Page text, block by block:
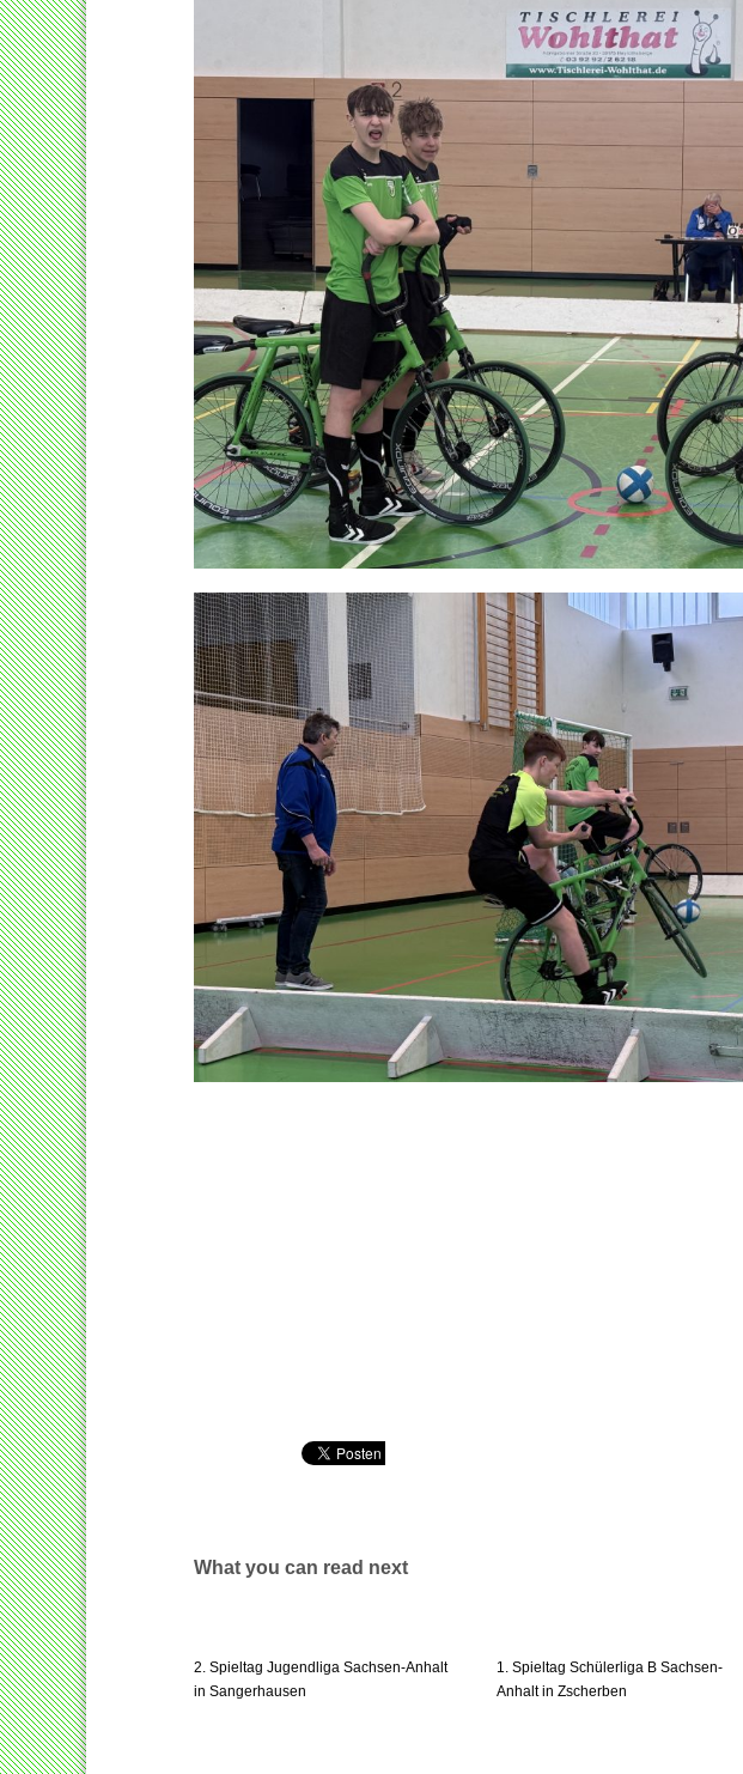
What you can read next
2. Spieltag Jugendliga Sachsen-Anhalt
in Sangerhausen
1. Spieltag Schülerliga B Sachsen-
Anhalt in Zscherben